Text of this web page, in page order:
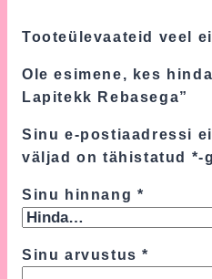
Tooteülevaateid veel
Ole esimene, kes
Lapitekk Rebasega”
Sinu e-postiaadressi
väljad on tähistatud *-
Sinu hinnang *
Sinu arvustus*